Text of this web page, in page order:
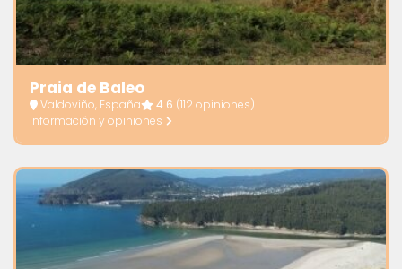
Praia de Baleo
Valdoviño, España 4.6 (112 opiniones)
Información y opiniones